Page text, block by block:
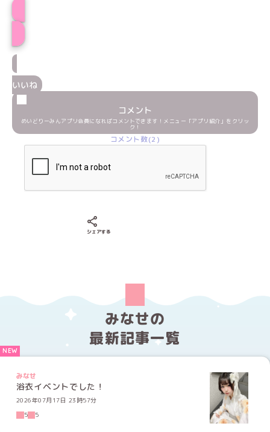
いいね
コメント
めいどりーみんアプリ会員になればコメントできます！メニュー「アプリ紹介」をクリッ
ク！
コメント数(2)
シェアする
みなせの
最新記事一覧
みなせ
浴衣イベントでした！
2026年07月17日 23時57分
5
5